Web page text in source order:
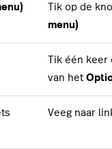
Tik op de
menu)
Tik één
van het
Veeg naar